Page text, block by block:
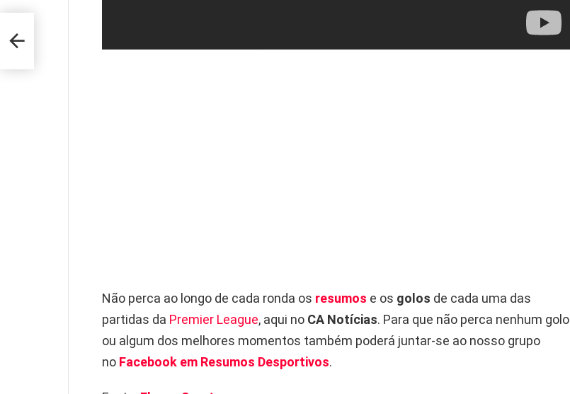
Não perca ao longo de cada ronda os resumos e os golos de cada uma das
partidas da Premier League, aqui no CA Notícias. Para que não perca nenhum golo
ou algum dos melhores momentos também poderá juntar-se ao nosso grupo
no Facebook em Resumos Desportivos.